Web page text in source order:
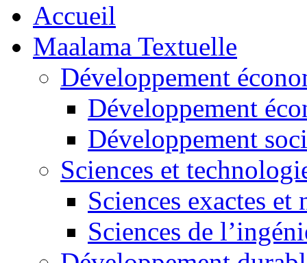
Accueil
Maalama Textuelle
Développement
Développement
Développement
Sciences et
Sciences exactes et
Sciences de